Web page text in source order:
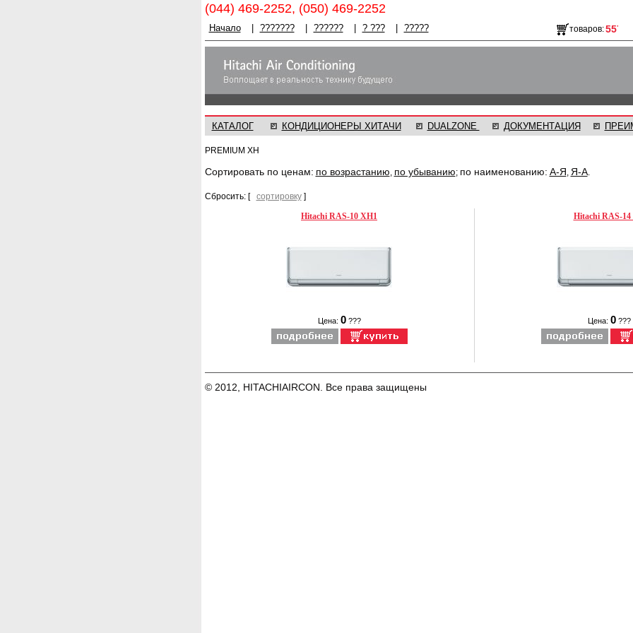
(044) 469-2252, (050) 469-2252
Начало ??????? ?????? ? ??? ????? товаров:
КАТАЛОГ КОНДИЦИОНЕРЫ ХИТАЧИ DUALZONE ДОКУМЕНТАЦИЯ
PREMIUM XH
Cортировать по ценам: по возрастанию, по убыванию; по наименованию: А-Я, Я-А.
Сбросить: [ сортировку]
Hitachi RAS-10 XH1
Цена: 0???
Hitachi RAS-14
Цена: 0 ???
© 2012, HITACHIAIRCON. Все права защищены